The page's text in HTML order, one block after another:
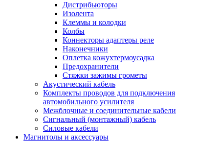
Дистрибьюторы
Изолента
Клеммы и колодки
Колбы
Коннекторы адаптеры реле
Наконечники
Оплетка кожухтермоусадка
Предохранители
Стяжки зажимы грометы
Акустический кабель
Комплекты проводов для подключения
автомобильного усилителя
Межблочные и соединительные кабели
Сигнальный (монтажный) кабель
Силовые кабели
Магнитолы и аксессуары